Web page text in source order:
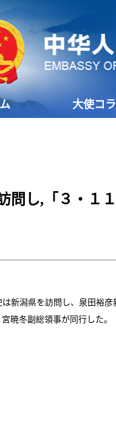
大使コ
問し,「３・１
新潟県を訪問し、泉田裕
暁冬副総領事が同行した。